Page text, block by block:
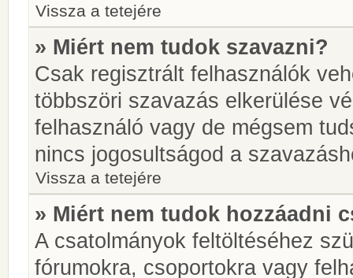
Vissza a tetejére
» Miért nem tudok szavazni?
Csak regisztrált felhasználók
többszöri szavazás elkerülése
felhasználó vagy de mégsem
nincs jogosultságod a
Vissza a tetejére
» Miért nem tudok hozzáadni
A csatolmányok feltöltéséhez
fórumokra, csoportokra vagy